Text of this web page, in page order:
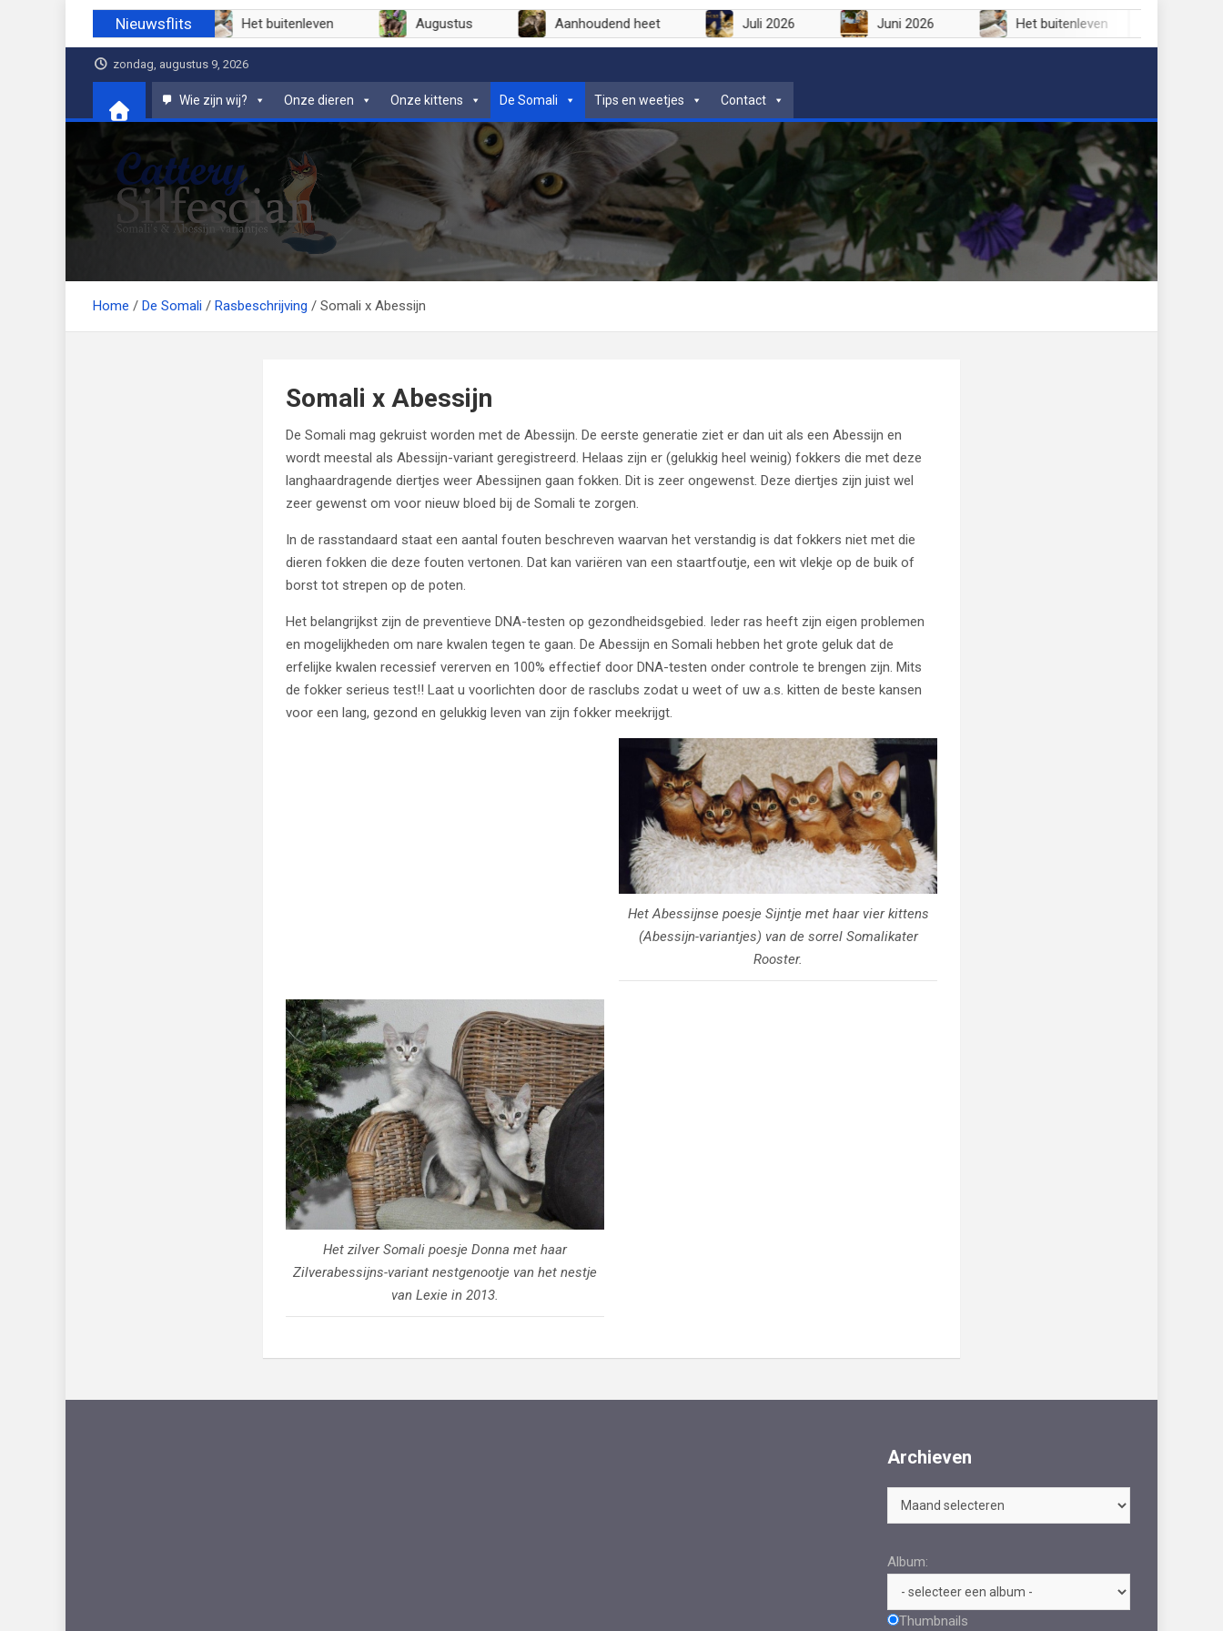
inhoud
Nieuwsflits
Juni 2026 Het buitenleven Augustus Aanhoudend heet Juli 2026 Juni 2026 Het buitenleven
zondag, augustus 9, 2026
Wie zijn wij? Onze dieren Onze kittens De Somali Tips en weetjes Contact
Cattery Silfescian
Somali's en soms Abessijn-variantjes
Home De Somali Rasbeschrijving Somali x Abessijn
Somali x Abessijn
De Somali mag gekruist worden met de Abessijn. De eerste generatie ziet er dan uit als een Abessijn en
wordt meestal als Abessijn-variant geregistreerd. Helaas zijn er (gelukkig heel weinig) fokkers die met deze
langhaardragende diertjes weer Abessijnen gaan fokken. Dit is zeer ongewenst. Deze diertjes zijn juist wel
zeer gewenst om voor nieuw bloed bij de Somali te zorgen.
In de rasstandaard staat een aantal fouten beschreven waarvan het verstandig is dat fokkers niet met die
dieren fokken die deze fouten vertonen. Dat kan variëren van een staartfoutje, een wit vlekje op de buik of
borst tot strepen op de poten.
Het belangrijkst zijn de preventieve DNA-testen op gezondheidsgebied. Ieder ras heeft zijn eigen problemen
en mogelijkheden om nare kwalen tegen te gaan. De Abessijn en Somali hebben het grote geluk dat de
erfelijke kwalen recessief vererven en 100% effectief door DNA-testen onder controle te brengen zijn. Mits
de fokker serieus test!! Laat u voorlichten door de rasclubs zodat u weet of uw a.s. kitten de beste kansen
voor een lang, gezond en gelukkig leven van zijn fokker meekrijgt.
Het Abessijnse poesje Sijntje met haar vier kittens
(Abessijn-variantjes) van de sorrel Somalikater
Rooster.
Het zilver Somali poesje Donna met haar
Zilverabessijns-variant nestgenootje van het nestje
van Lexie in 2013.
Archieven
Archieven
Album:
Thumbnails